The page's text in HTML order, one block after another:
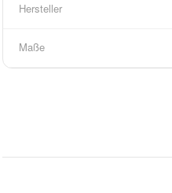
Hersteller
Maße